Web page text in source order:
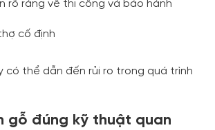
rõ ràng về thi công và bảo hành
cố định
có thể dẫn đến rủi ro trong quá trình
gỗ đúng kỹ thuật quan